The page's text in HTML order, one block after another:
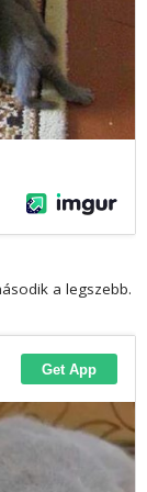
a legszebb.